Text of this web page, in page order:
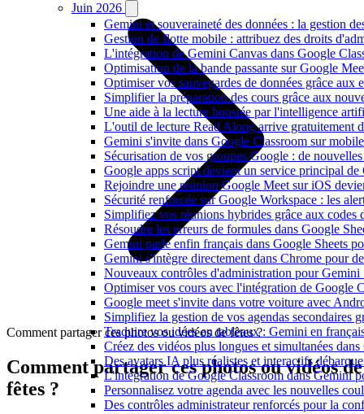
Juin 2026
Gemini et souveraineté des données : la gestion
Gestion de flotte mobile : attribuez des droits
L'intégration de Gemini Canvas dans Google
Optimisation de la bande passante sur Google
Optimiser vos sauvegardes de données grâce
Simplifier la préparation des cours grâce aux
Une aide à la lecture boostée par l'intelligence
L'outil de lecture Read Along arrive gratuitement
Gemini s'invite dans Google Classroom sur
Sécurisation de vos groupes Google : de
Google apps script devient un service principal
Rejoindre une réunion Google Meet sur iOS
Sécurité renforcée sur Google Workspace : les
Simplifiez vos réunions hybrides grâce aux codes
Résoudre les erreurs de formules dans Google
Gemini parle enfin français dans Google Sheets
Gemini s'intègre directement dans Chrome pour
Nouveaux contrôles d'administration pour
Optimiser vos cours avec l'intégration de Google
Google meet s'invite dans votre voiture avec
Simplifiez la gestion de vos agendas secondaires
Traduire vos idées en tableaux : Gemini en
Créez des vidéos plus longues et simultanées
Des avatars IA plus réalistes et interactifs
L'intégration de Google Classroom dans Gemini
Personnalisez votre agenda avec les nouvelles
Des contrôles administrateur renforcés pour la
Comment partager ces photos ou vidéos de fêtes ?
Comment partager ces photos ou vidéos de
fêtes ?